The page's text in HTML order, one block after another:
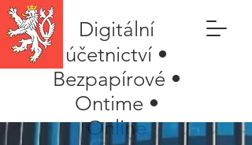
Digitální
účetnictví •
Bezpapírové •
Ontime •
Online